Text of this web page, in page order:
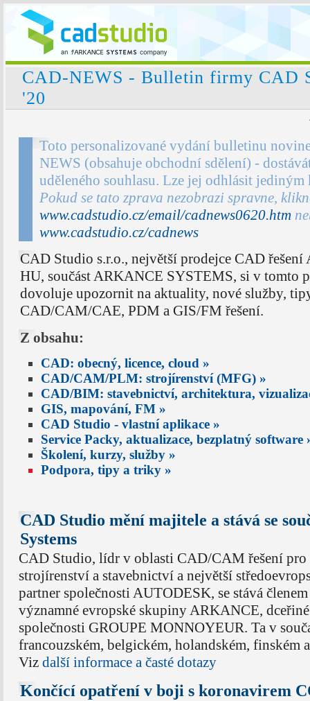
CAD-NEWS - Bulletin firmy CAD
'20
Toto personalizované vydání bulletinu
NEWS (obsahuje obchodní sdělení) -
uděleného souhlasu. Lze jej odhlásit
Pokud se tato zprava nezobrazi spravne,
www.cadstudio.cz/email/cadnews0620.htm
www.cadstudio.cz/cadnews
CAD Studio s.r.o., největší prodejce CAD řešení
HU, součást ARKANCE SYSTEMS, si v tomto
dovoluje upozornit na aktuality, nové služby,
CAD/CAM/CAE, PDM a GIS/FM řešení.
Z obsahu:
CAD: obecný, licence, cloud »
CAD/CAM/PLM: strojírenství (MFG) »
CAD/BIM: stavebnictví, architektura,
GIS, mapování, FM »
CAD Studio - vlastní aplikace »
Service Packy, aktualizace, bezplatný software
Školení, kurzy, služby »
Podpora, tipy a triky »
CAD Studio mění majitele a stává se
Systems
CAD Studio, lídr v oblasti CAD/CAM řešení pro
strojírenství a stavebnictví a největší
partner společnosti AUTODESK, se stává členem
významné evropské skupiny ARKANCE, dceřiné
společnosti GROUPE MONNOYEUR. Ta v
francouzském, belgickém, holandském, finském
Viz další informace a časté dotazy
Končící opatření v boji s koronavirem